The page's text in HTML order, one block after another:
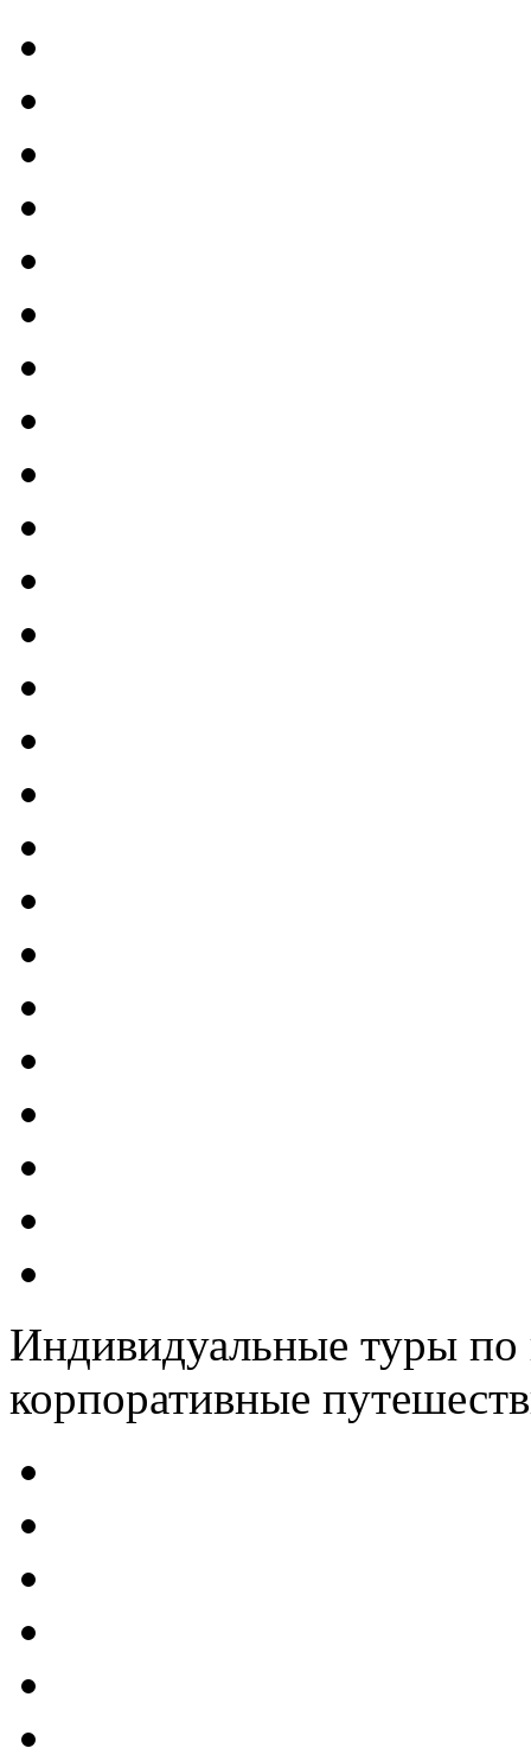
Индивидуальные туры
корпоративные